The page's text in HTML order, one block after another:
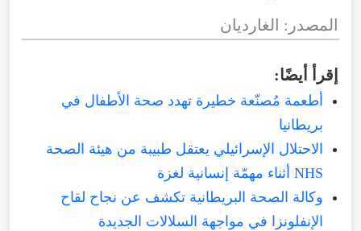
المصدر: الغارديان
إقرأ أيضًا:
أطعمة مُصنّعة خطيرة تهدد صحة الأطفال في
بريطانيا
الاحتلال الإسرائيلي يعتقل طبيبة من هيئة الصحة
NHS أثناء مهمّة إنسانية لغزة
وكالة الصحة البريطانية تكشف عن نجاح لقاح
الإنفلونزا في مواجهة السلالات الجديدة